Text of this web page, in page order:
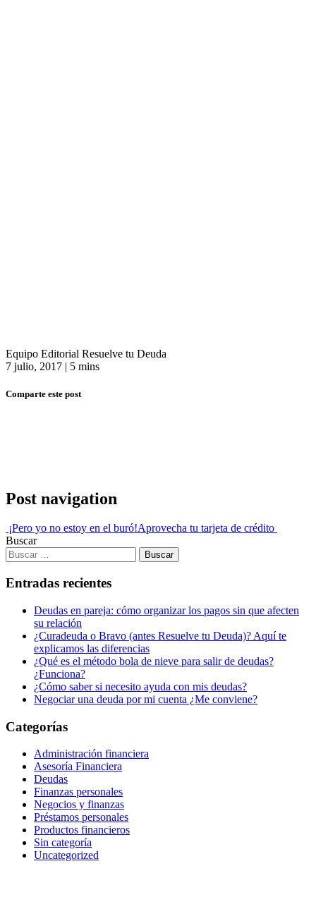
Equipo Editorial Resuelve tu Deuda
7 julio, 2017 | 5 mins
Comparte este post
Post navigation
¡Pero yo no estoy en el buró!Aprovecha tu tarjeta de crédito
Buscar
Entradas recientes
Deudas en pareja: cómo organizar los pagos sin que afecten
su relación
¿Curadeuda o Bravo (antes Resuelve tu Deuda)? Aquí te
explicamos las diferencias
¿Qué es el método bola de nieve para salir de deudas?
¿Funciona?
¿Cómo saber si necesito ayuda con mis deudas?
Negociar una deuda por mi cuenta ¿Me conviene?
Categorías
Administración financiera
Asesoría Financiera
Deudas
Finanzas personales
Negocios y finanzas
Préstamos personales
Productos financieros
Sin categoría
Uncategorized